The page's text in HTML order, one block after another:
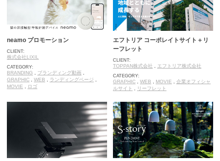
neamo プロモーション
CLIENT:
株式会社LIXIL
CATEGORY:
BRANDING , ブランディング動画 ,
GRAPHIC , WEB , ランディングページ ,
MOVIE , ロゴ
エフトリア コーポレイトサイト＋リ
ーフレット
CLIENT:
TOPPAN株式会社 , エフトリア株式会社
CATEGORY:
GRAPHIC , WEB , MOVIE , 企業オフィシャ
ルサイト , リーフレット